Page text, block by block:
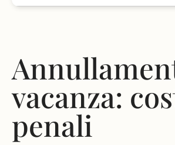
vacanza:
penali